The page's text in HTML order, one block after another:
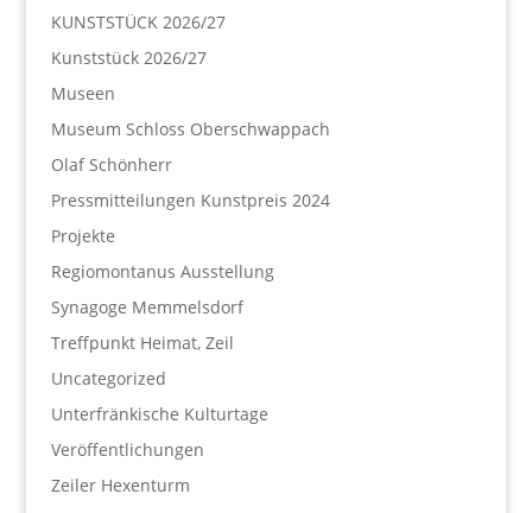
KUNSTSTÜCK 2026/27
Kunststück 2026/27
Museen
Museum Schloss Oberschwappach
Olaf Schönherr
Pressmitteilungen Kunstpreis 2024
Projekte
Regiomontanus Ausstellung
Synagoge Memmelsdorf
Treffpunkt Heimat, Zeil
Uncategorized
Unterfränkische Kulturtage
Veröffentlichungen
Zeiler Hexenturm